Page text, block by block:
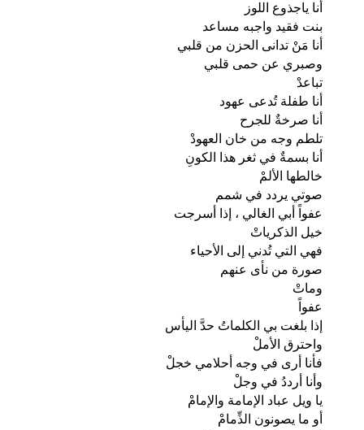
أنا ياجذوع اللوز
بنت فقيد واجبه مساعد
أنا مَنْ تدانى الحزن من قلبي
وصبري عن حمى قلبي
تباعدْ
أنا طفلة تُدعى عهود
أنا صرخةٌ للجرح
تلطم وجه من خان العهودْ
أنا بسمةٌ في ثغر هذا الكونِ
خالطها الألمْ
صوتي يردد في شمم
عفواً أبي الغالي ، إذا أسرجت
خيل الذكرياتْ
فهي التي تُدني إلى الأحياء
صورة من نأى عنهم
وماتْ
عفواً
إذا بلغت بي الكلماتُ حدَّ اليأس
واحترق الأملْ
فأنا أرى في وجه أحلامي خجلْ
وأنا أرددُ في وجلْ
يا ويل عباد الإمامة والإمامْ
أو ما يصونون الذِّمامْ